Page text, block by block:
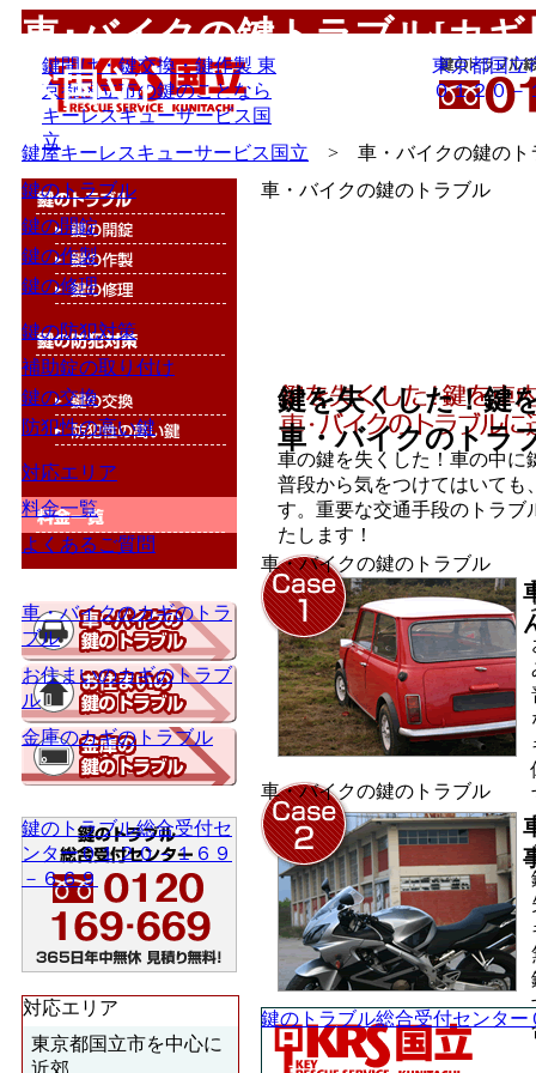
車･バイクの鍵トラブル[カ
ス国立]
鍵開け・鍵交換・鍵作製 東
京都国立市の鍵のことなら
キーレスキューサービス国
立
東京都国立
０１２０－
鍵屋キーレスキューサービス国立 > 車・バイクの鍵のト
車・バイクの鍵のトラブル
鍵を失くした！鍵
車・バイクのトラ
車の鍵を失くした！車の中に
普段から気をつけてはいても
す。重要な交通手段のトラブ
たします！
車・バイクの鍵のトラブル
車・バイクの鍵のトラブル
鍵のトラブル総合受付センタ
鍵のトラブル
鍵の開錠
鍵の作製
鍵の修理
鍵の防犯対策
補助錠の取り付け
鍵の交換
防犯性の高い鍵
対応エリア
料金一覧
よくあるご質問
車・バイクのカギのトラ
ブル
お住まいのカギのトラブ
ル
金庫のカギのトラブル
鍵のトラブル総合受付セ
ンター０１２０－１６９
－６６９
対応エリア
東京都国立市を中心に
近郊